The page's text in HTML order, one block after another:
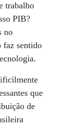
trabalho
PIB?
no
faz sentido
que
de